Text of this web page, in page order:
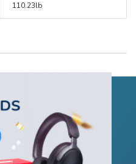
110.23lb